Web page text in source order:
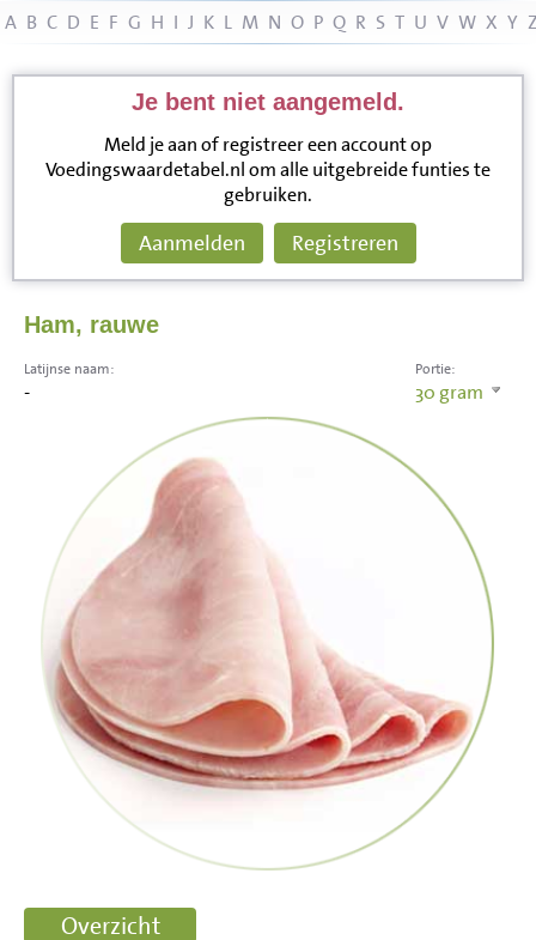
A B C D E F G H I J K L M N O P Q R S T U V W X Y
Je bent niet aangemeld.
Meld je aan of registreer een account op
Voedingswaardetabel.nl om alle uitgebreide funties te
gebruiken.
Aanmelden Registreren
Ham, rauwe
Portie:
30 gram
Latijnse naam:
-